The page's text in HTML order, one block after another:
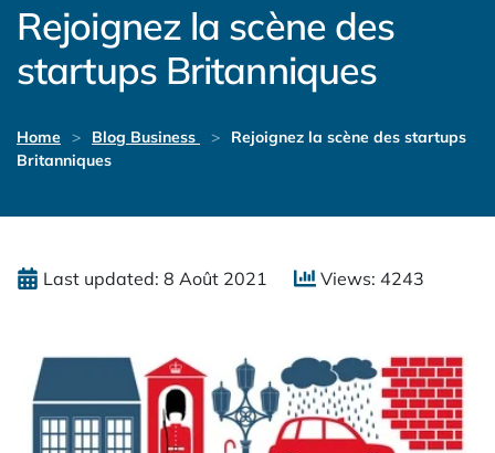
Rejoignez la scène des
startups Britanniques
Home Blog Business
Rejoignez la scène des startups
Britanniques
Last updated: 8 Août 2021 Views: 4243